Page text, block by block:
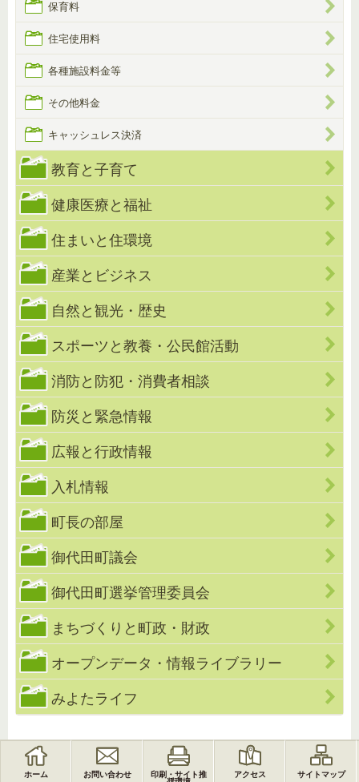
保育料
住宅使用料
各種施設料金等
その他料金
キャッシュレス決済
教育と子育て
健康医療と福祉
住まいと住環境
産業とビジネス
自然と観光・歴史
スポーツと教養・公民館活動
消防と防犯・消費者相談
防災と緊急情報
広報と行政情報
入札情報
町長の部屋
御代田町議会
御代田町選挙管理委員会
まちづくりと町政・財政
オープンデータ・情報ライブラリー
みよたライフ
ホーム お問い合わせ
印刷・サイト推
アクセス サイトマップ